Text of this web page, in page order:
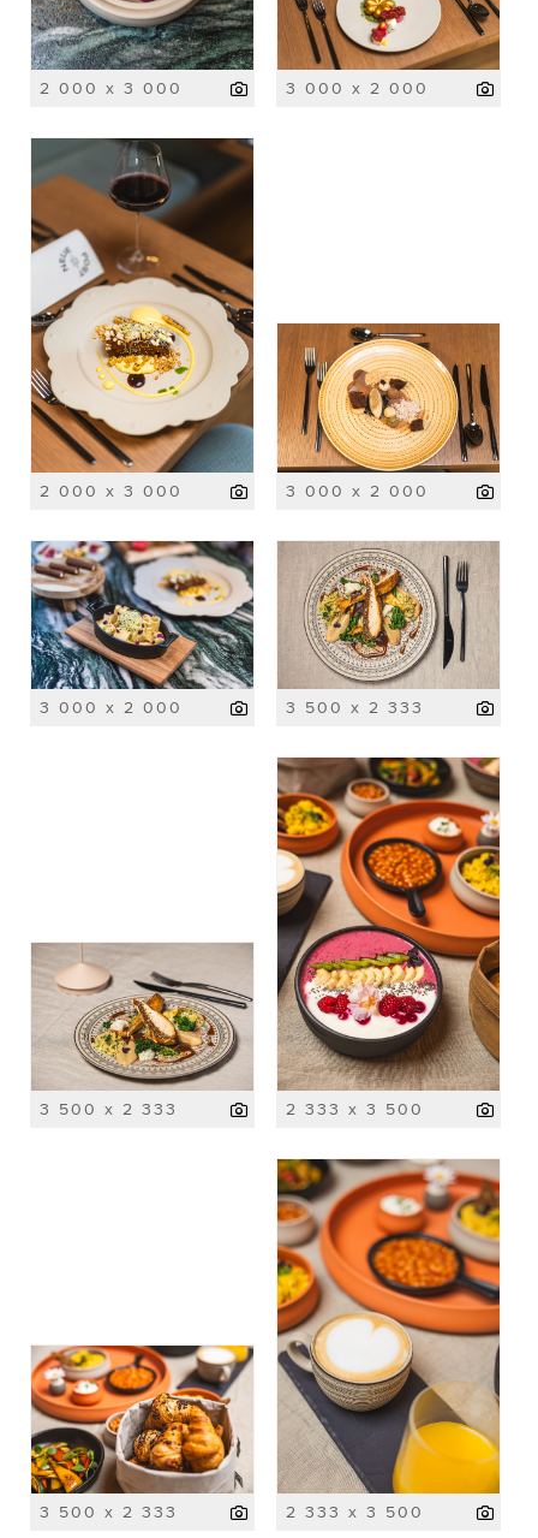
2 000 x 3 000 3 000 x 2 000
2 000 x 3 000 3 000 x 2 000
3 000 x 2 000 3 500 x 2 333
3 500 x 2 333 2 333 x 3 500
3 500 x 2 333 2 333 x 3 500